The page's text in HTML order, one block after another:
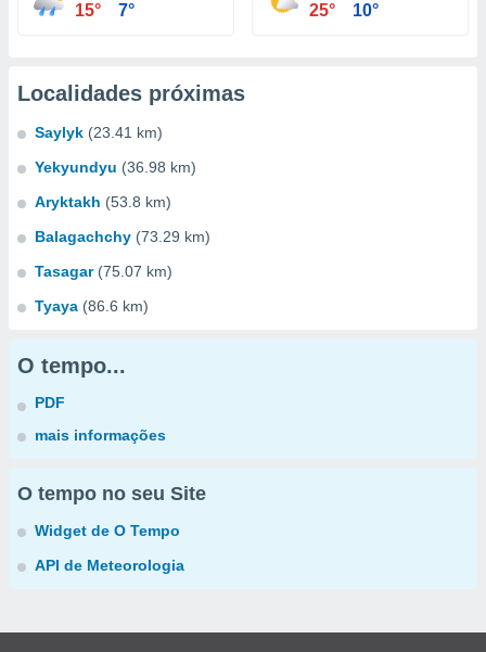
15° 7° 25° 10°
Localidades próximas
Saylyk (23.41 km)
Yekyundyu (36.98 km)
Aryktakh (53.8 km)
Balagachchy (73.29 km)
Tasagar (75.07 km)
Tyaya (86.6 km)
O tempo...
PDF
mais informações
O tempo no seu Site
Widget de O Tempo
API de Meteorologia